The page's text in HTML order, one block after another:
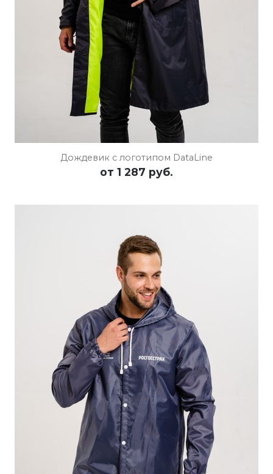
Дождевик с логотипом DataLine
от 1 287 руб.
ПОДРОБНЕЕ ОСТАВИТЬ ЗАЯВКУ